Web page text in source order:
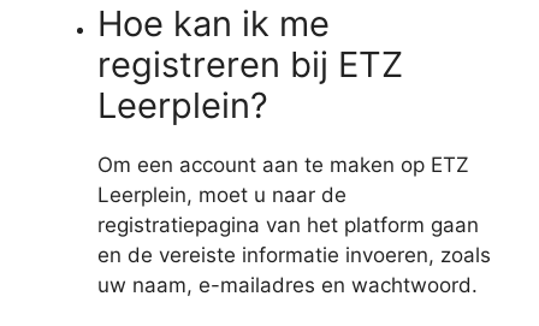
Hoe kan ik me
registreren bij ETZ
Leerplein?
Om een account aan te maken op ETZ
Leerplein, moet u naar de
registratiepagina van het platform gaan
en de vereiste informatie invoeren, zoals
uw naam, e-mailadres en wachtwoord.